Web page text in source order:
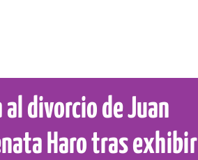
al divorcio de Juan
Haro tras exhibir